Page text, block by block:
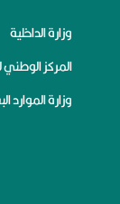
وزارة الداخلية
المركز
وزارة الموارد